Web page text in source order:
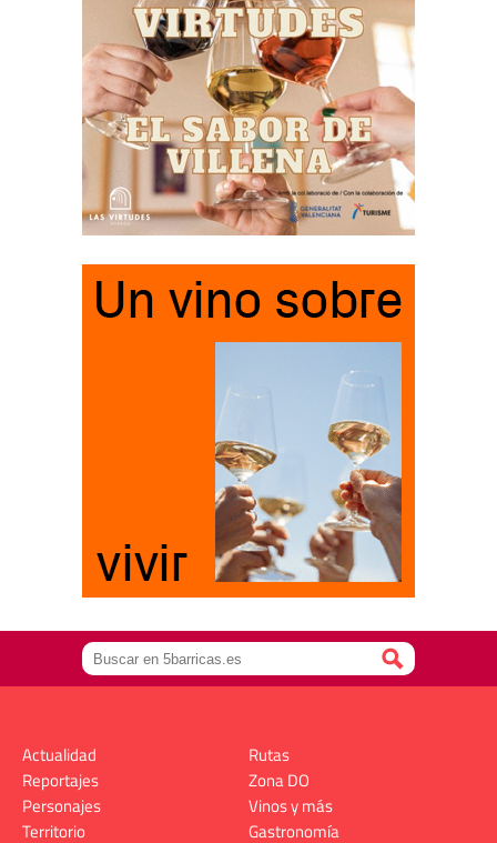
Actualidad
Reportajes
Personajes
Territorio
Rutas
Zona DO
Vinos y más
Gastronomía